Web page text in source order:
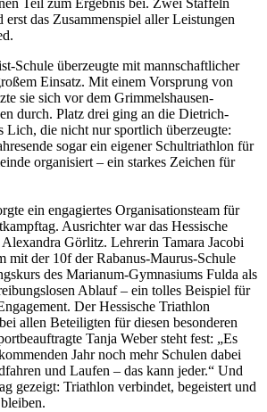
Teil zum Ergebnis bei. Zwei Staffeln
erst das Zusammenspiel aller Leistungen
Schule überzeugte mit mannschaftlicher
Einsatz. Mit einem Vorsprung von
sie sich vor dem Grimmelshausen-
durch. Platz drei ging an die Dietrich-
Lich, die nicht nur sportlich überzeugte:
sogar ein eigener Schultriathlon für
organisiert – ein starkes Zeichen für
ein engagiertes Organisationsteam für
Ausrichter war das Hessische
Görlitz. Lehrerin Tamara Jacobi
mit der 10f der Rabanus-Maurus-Schule
des Marianum-Gymnasiums Fulda als
Ablauf – ein tolles Beispiel für
Der Hessische Triathlon
allen Beteiligten für diesen besonderen
Tanja Weber steht fest: „Es
Jahr noch mehr Schulen dabei
und Laufen – das kann jeder.“ Und
gezeigt: Triathlon verbindet, begeistert und